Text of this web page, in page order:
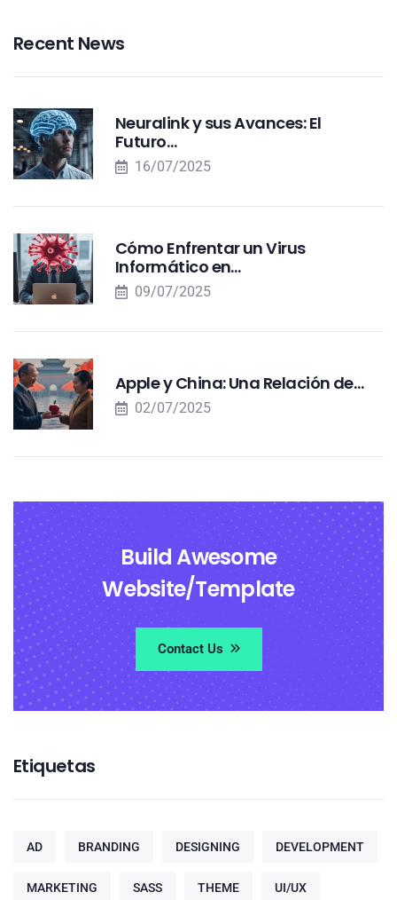
Recent News
Neuralink y sus Avances: El
Futuro…
16/07/2025
Cómo Enfrentar un Virus
Informático en…
09/07/2025
Apple y China: Una Relación de…
02/07/2025
Build Awesome
Website/Template
Contact Us
Etiquetas
AD BRANDING DESIGNING DEVELOPMENT
MARKETING SASS THEME UI/UX